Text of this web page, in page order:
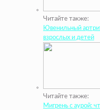
Читайте также:
Ювенильный
взрослых и детей
Читайте также:
Мигрень с аурой: